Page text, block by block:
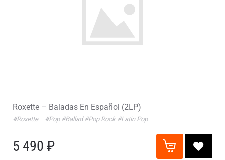
Roxette – Baladas En Español (2LP)
#Roxette #Pop #Ballad #Pop Rock #Latin Pop
5 490 ₽